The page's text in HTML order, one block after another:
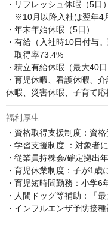
・リフレッシュ休暇（5日）
※10月以降入社は翌年4
・年末年始休暇（5日）
・有給（入社時10日付与
取得率73.4%
・積立有給休暇（最大40日
・育児休暇、看護休暇、
休暇、災害休暇、子育て
福利厚生
・資格取得支援制度：資
・学習支援制度 ：対象者
・従業員持株会/確定拠出
・育児休業制度：子が1歳
・育児短時間勤務：小学6
・人間ドッグ等補助：「
・インフルエンザ予防接